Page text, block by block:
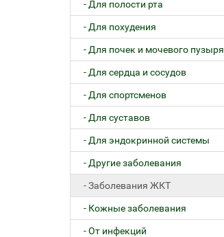
- Для полости рта
- Для похудения
- Для почек и мочевого пузыря
- Для сердца и сосудов
- Для спортсменов
- Для суставов
- Для эндокринной системы
- Другие заболевания
- Заболевания ЖКТ
- Кожные заболевания
- От инфекций